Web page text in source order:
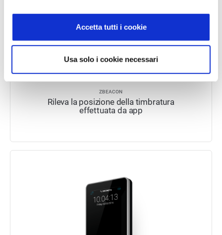
Accetta tutti i cookie
Usa solo i cookie necessari
ZBEACON
Rileva la posizione della timbratura
effettuata da app